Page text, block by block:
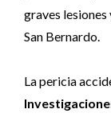
graves
San Bernardo.
La pericia